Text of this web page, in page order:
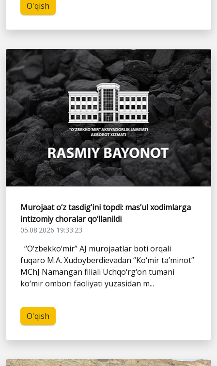
O'qish
Murojaat o‘z tasdig‘ini topdi: mas’ul xodimlarga
intizomiy choralar qo‘llanildi
05.08.2026 19:33:23
“O‘zbekko‘mir” AJ murojaatlar boti orqali
fuqaro M.A. Xudoyberdievadan “Ko‘mir ta’minot”
MChJ Namangan filiali Uchqo‘rg‘on tumani
ko‘mir ombori faoliyati yuzasidan m...
O'qish